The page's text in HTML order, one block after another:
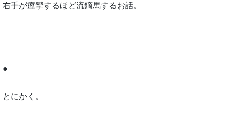
右手が痙攣するほど流鏑馬するお話。
●
とにかく。